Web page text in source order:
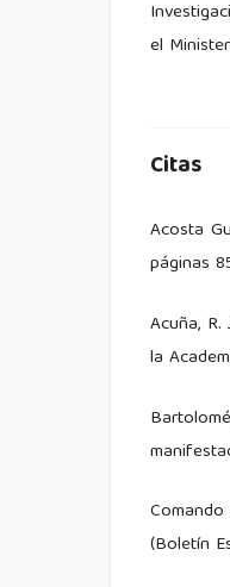
el
Citas
Acosta
páginas
Acuña,
la
(Boletín